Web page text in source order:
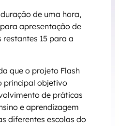
de uma hora,
apresentação de
15 para a
que o projeto Flash
principal objetivo
de práticas
e aprendizagem
diferentes escolas do